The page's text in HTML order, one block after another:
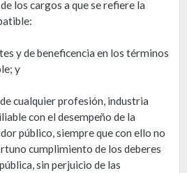
los cargos a que se refiere la
y de beneficencia en los términos
y
cualquier profesión, industria
con el desempeño de la
público, siempre que con ello no
cumplimiento de los deberes
sin perjuicio de las